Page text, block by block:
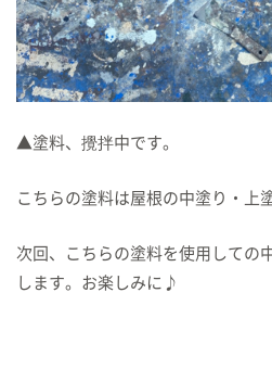
▲塗料、攪拌中です。
こちらの塗料は屋根の中塗り・上
次回、こちらの塗料を使用しての
します。お楽しみに♪